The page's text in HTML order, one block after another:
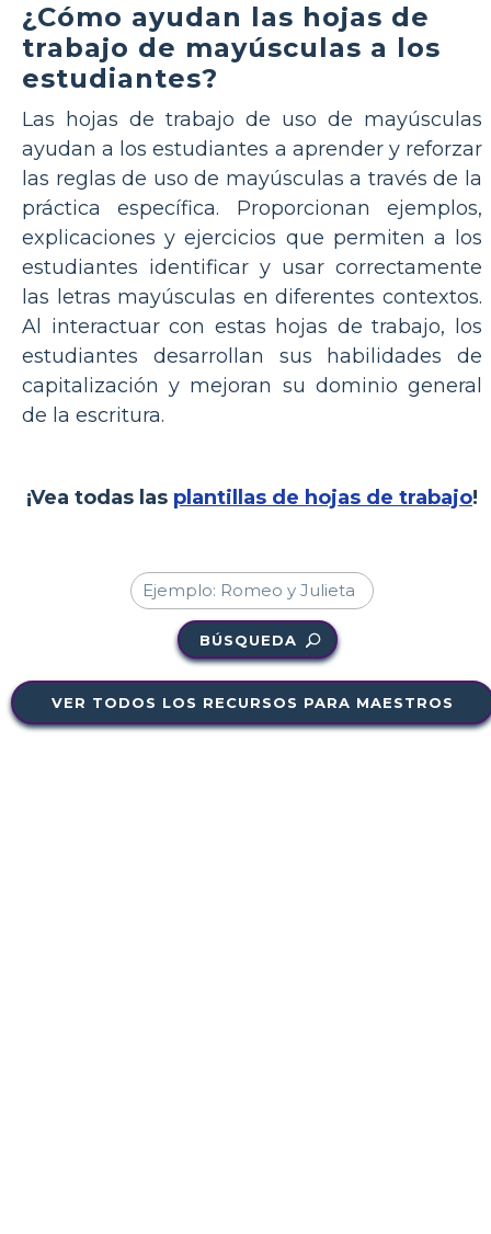
¿Cómo ayudan las hojas de
trabajo de mayúsculas a los
estudiantes?
Las hojas de trabajo de uso de mayúsculas
ayudan a los estudiantes a aprender y reforzar
las reglas de uso de mayúsculas a través de la
práctica específica. Proporcionan ejemplos,
explicaciones y ejercicios que permiten a los
estudiantes identificar y usar correctamente
las letras mayúsculas en diferentes contextos.
Al interactuar con estas hojas de trabajo, los
estudiantes desarrollan sus habilidades de
capitalización y mejoran su dominio general
de la escritura.
¡Vea todas las plantillas de hojas de trabajo!
BÚSQUEDA
VER TODOS LOS RECURSOS PARA MAESTROS